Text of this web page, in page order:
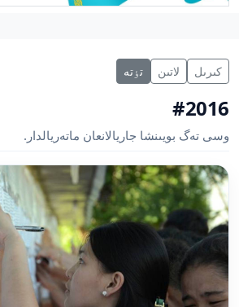
كىرىل لاتىن تٶتە
#2016
وسى تەگ بويىنشا جاريالانعان ماتەريالدار.